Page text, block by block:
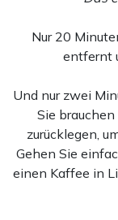
Nur 20
entfernt
Und nur zwei
Sie
zurücklegen,
Gehen Sie
einen Kaffee in